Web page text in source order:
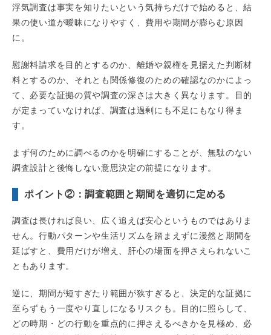
浮気調査は事実を知りたいという気持ちだけで始めると、結
果の使い道が曖昧になりやすく、費用や期間が膨らむ原因
に。
慰謝料請求を目的とするのか、離婚や親権を見据えた判断材
料とするのか、それとも関係修復のための確認なのかによっ
て、必要な証拠の質や調査の深さは大きく異なります。目的
が定まっていなければ、調査は過剰にも不足にもなり得ま
す。
まず何のために調べるのかを明確にすることが、無駄のない
調査設計と後悔しない意思決定の前提になります。
ポイント②：調査範囲と期間を適切に定める
調査は長ければ良い、広く追えば安心というものではありま
せん。行動パターンや生活リズムを踏まえずに漫然と期間を
延ばすと、費用だけが増え、肝心の場面を押さえられないこ
ともあります。
逆に、期間が短すぎたり範囲が狭すぎると、決定的な証拠に
至らずもう一度やり直しになるリスクも。目的に照らして、
どの時期・どの行動を重点的に押さえるべきかを見極め、必